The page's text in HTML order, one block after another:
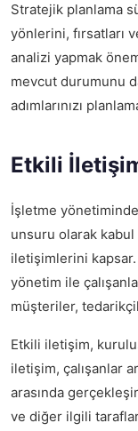
Stratejik planlama
yönlerini, fırsatları
analizi yapmak
mevcut durumunu
adımlarınızı
Etkili
İşletme
unsuru olarak
iletişimlerini kapsar.
yönetim ile
müşteriler,
Etkili iletişim,
iletişim, çalışanlar
arasında
ve diğer ilgili